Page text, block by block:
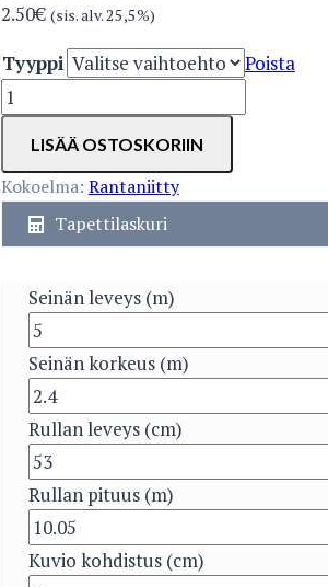
2.50€ (sis. alv. 25,5%)
Tyyppi
Poista
5309-
4
määräLISÄÄ OSTOSKORIIN
Kokoelma: Rantaniitty
Tapettilaskuri
Seinän leveys (m)
Seinän korkeus (m)
Rullan leveys (cm)
Rullan pituus (m)
Kuvio kohdistus (cm)